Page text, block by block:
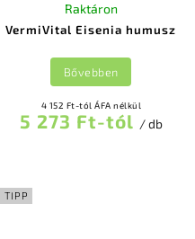
VermiVital Eisenia humusz
Raktáron
4 152 Ft-tól ÁFA nélkül
5 273 Ft-tól / db
Bővebben
TIPP